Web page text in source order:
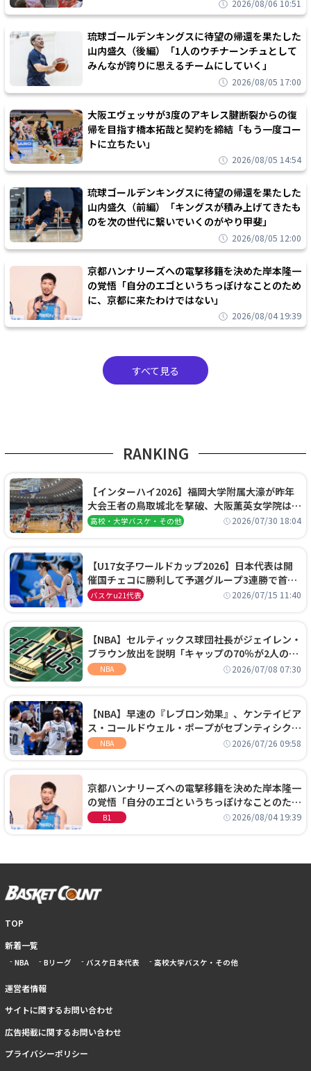
2026/08/06 10:51
琉球ゴールデンキングスに待望の帰還を果たした
山内盛久（後編）「1人のウチナーンチュとして
みんなが誇りに思えるチームにしていく」
2026/08/05 17:00
大阪エヴェッサが3度のアキレス腱断裂からの復
帰を目指す橋本拓哉と契約を締結「もう一度コー
トに立ちたい」
2026/08/05 14:54
琉球ゴールデンキングスに待望の帰還を果たした
山内盛久（前編）「キングスが積み上げてきたも
のを次の世代に繋いでいくのがやり甲斐」
2026/08/05 12:00
京都ハンナリーズへの電撃移籍を決めた岸本隆一
の覚悟「自分のエゴというちっぽけなことのため
に、京都に来たわけではない」
2026/08/04 19:39
すべて見る
RANKING
【インターハイ2026】福岡大学附属大濠が昨年
大会王者の鳥取城北を撃破、大阪薫英女学院は岐
阜女子に完勝、大会3日目試合結果
高校・大学バスケ・その他 2026/07/30 18:04
【U17女子ワールドカップ2026】日本代表は開
催国チェコに勝利して予選グループ3連勝で首位
通過！準々決勝の相手はエジプトに決定
バスケu21代表 2026/07/15 11:40
【NBA】セルティックス球団社長がジェイレン・
ブラウン放出を説明「キャップの70％が2人の選
手に集中するチームでは勝てない」
NBA 2026/07/08 07:30
【NBA】早速の『レブロン効果』、ケンテイビア
ス・コールドウェル・ポープがセブンティシクサ
ーズに1年契約で加入
NBA 2026/07/26 09:58
京都ハンナリーズへの電撃移籍を決めた岸本隆一
の覚悟「自分のエゴというちっぽけなことのため
に、京都に来たわけではない」
B1 2026/08/04 19:39
TOP
新着一覧
NBA Bリーグ バスケ日本代表 高校大学バスケ・その他
運営者情報
サイトに関するお問い合わせ
広告掲載に関するお問い合わせ
プライバシーポリシー